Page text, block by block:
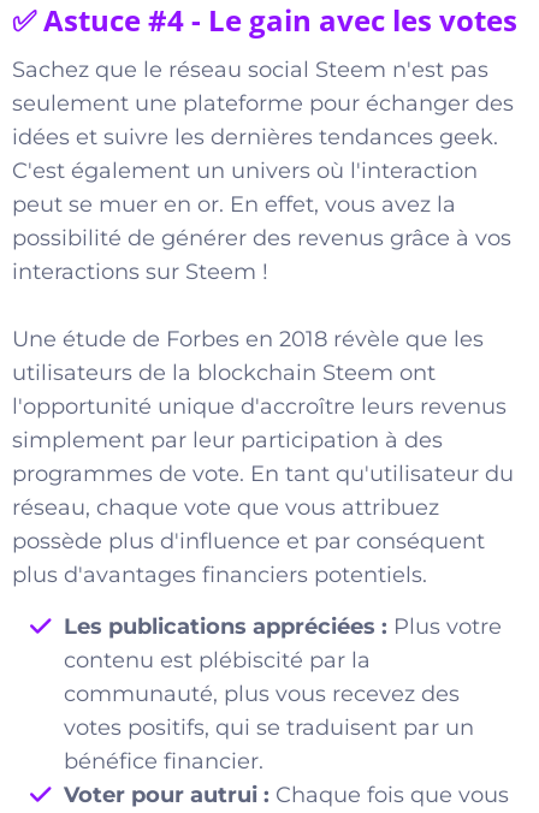
✅ Astuce #4 - Le gain avec les votes
Sachez que le réseau social Steem n'est pas
seulement une plateforme pour échanger des
idées et suivre les dernières tendances geek.
C'est également un univers où l'interaction
peut se muer en or. En effet, vous avez la
possibilité de générer des revenus grâce à vos
interactions sur Steem !
Une étude de Forbes en 2018 révèle que les
utilisateurs de la blockchain Steem ont
l'opportunité unique d'accroître leurs revenus
simplement par leur participation à des
programmes de vote. En tant qu'utilisateur du
réseau, chaque vote que vous attribuez
possède plus d'influence et par conséquent
plus d'avantages financiers potentiels.
Les publications appréciées : Plus votre
contenu est plébiscité par la
communauté, plus vous recevez des
votes positifs, qui se traduisent par un
bénéfice financier.
Voter pour autrui : Chaque fois que vous